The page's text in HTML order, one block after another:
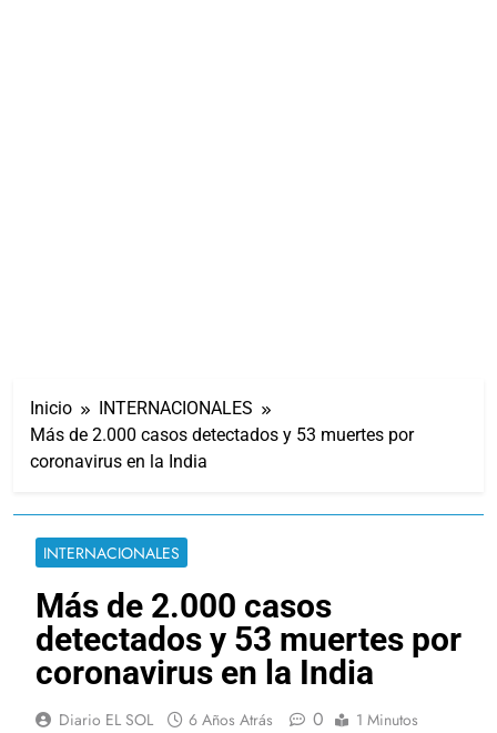
Inicio
INTERNACIONALES
Más de 2.000 casos detectados y 53 muertes por
coronavirus en la India
INTERNACIONALES
Más de 2.000 casos
detectados y 53 muertes por
coronavirus en la India
Diario EL SOL 6 Años Atrás 0 1 Minutos